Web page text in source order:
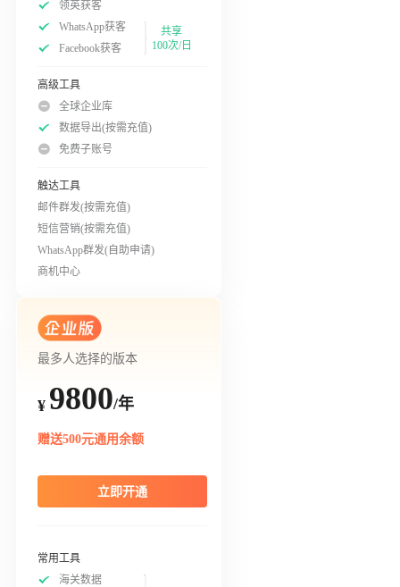
领英获客
WhatsApp获客
Facebook获客
共享
100次/日
高级工具
全球企业库
数据导出(按需充值)
免费子账号
触达工具
邮件群发(按需充值)
短信营销(按需充值)
WhatsApp群发(自助申请)
商机中心
最多人选择的版本
¥ 9800/年
赠送500元通用余额
立即开通
常用工具
海关数据